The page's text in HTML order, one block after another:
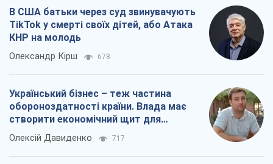
В США батьки через суд звинувачують
TikTok у смерті своїх дітей, або Атака
КНР на молодь
Олександр Кірш 678
Український бізнес – теж частина
обороноздатності країни. Влада має
створити економічний щит для
компаній
Олексій Давиденко 717